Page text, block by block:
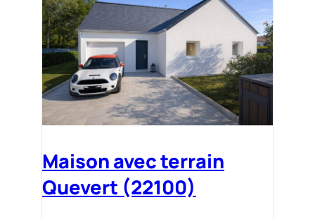
Maison avec terrain
Quevert (22100)